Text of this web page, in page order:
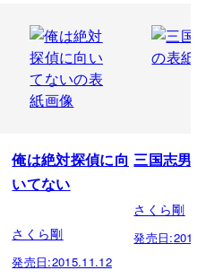
俺は絶対探偵に向
いてない
さくら剛
発売日:2015.11.12
三国志男
さくら剛
発売日: